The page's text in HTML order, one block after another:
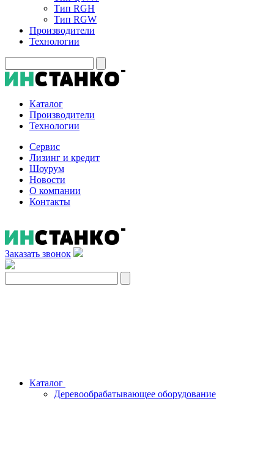
Тип RGH
Тип RGW
Производители
Технологии
Каталог
Производители
Технологии
Сервис
Лизинг и кредит
Шоурум
Новости
О компании
Контакты
Заказать звонок
Каталог
Деревообрабатывающее оборудование